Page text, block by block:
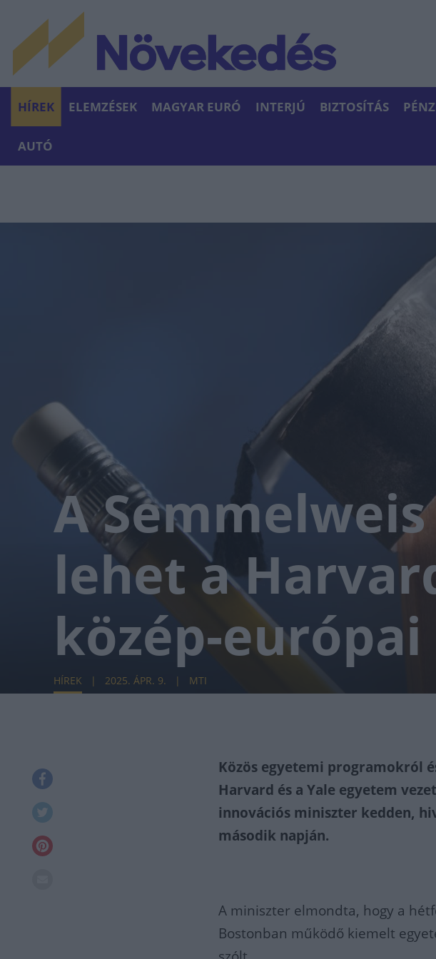
HÍREK ELEMZÉSEK MAGYAR EURÓ INTERJÚ BIZTOSÍTÁS
AUTÓ
A
lehet a
közép-
HÍREK 2025. ÁPR. 9. MTI
Közös egyetemi programokról
Harvard és a Yale egyetem
innovációs miniszter kedden,
második napján.
A miniszter elmondta, hogy a
Bostonban működő kiemelt